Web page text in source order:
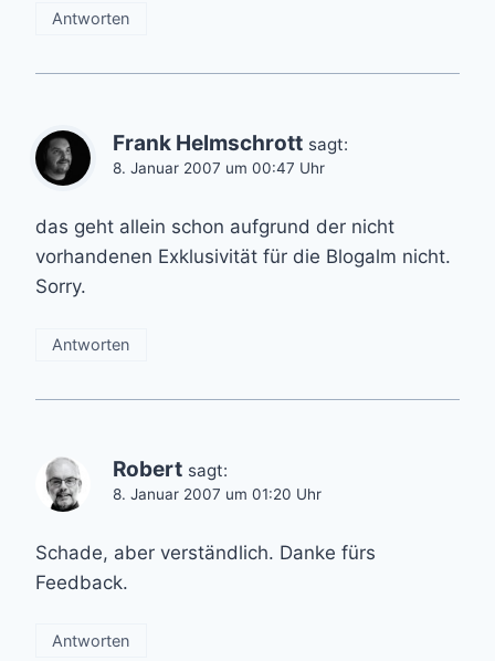
Antworten
Frank Helmschrott sagt:
8. Januar 2007 um 00:47 Uhr
das geht allein schon aufgrund der nicht
vorhandenen Exklusivität für die Blogalm nicht.
Sorry.
Antworten
Robert sagt:
8. Januar 2007 um 01:20 Uhr
Schade, aber verständlich. Danke fürs
Feedback.
Antworten